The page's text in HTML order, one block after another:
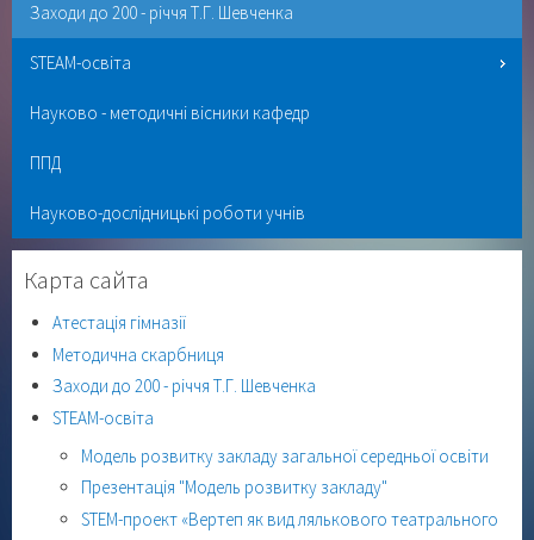
Заходи до 200 - річчя Т.Г. Шевченка
STEAM-освіта
Науково - методичні вісники кафедр
ППД
Науково-дослідницькі роботи учнів
Карта сайта
Атестація гімназії
Методична скарбниця
Заходи до 200 - річчя Т.Г. Шевченка
STEAM-освіта
Модель розвитку закладу загальної середньої освіти
Презентація "Модель розвитку закладу"
STEM-проект «Вертеп як вид лялькового театрального